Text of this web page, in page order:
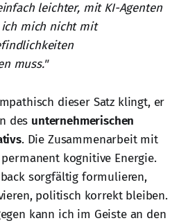
leichter, mit KI-Agenten
mich nicht mit
muss."
dieser Satz klingt, er
des unternehmerischen
. Die Zusammenarbeit mit
kognitive Energie.
sorgfältig formulieren,
politisch korrekt bleiben.
kann ich im Geiste an den